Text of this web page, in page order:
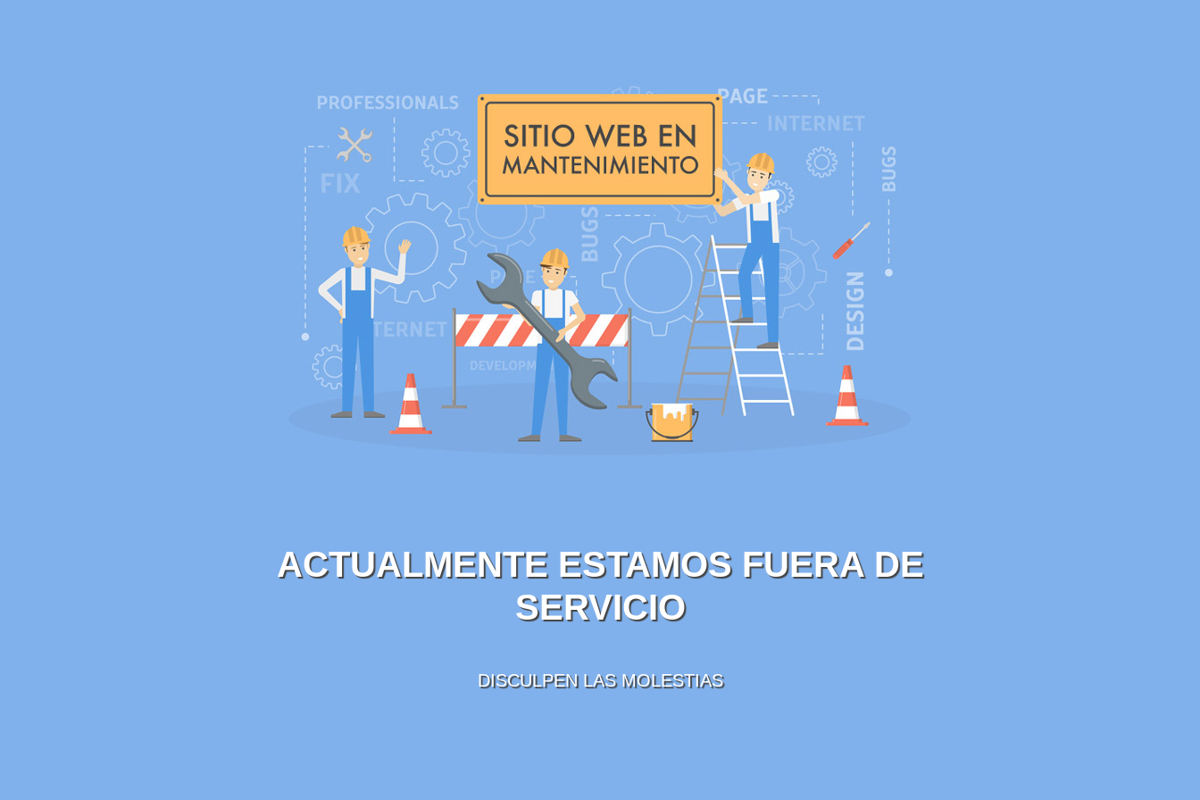
ACTUALMENTE ESTAMOS FUERA DE
SERVICIO
DISCULPEN LAS MOLESTIAS